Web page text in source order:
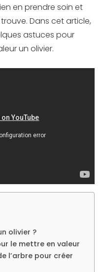
en prendre soin et
Dans cet article,
astuces pour
un olivier.
olivier ?
le mettre en valeur
l’arbre pour créer